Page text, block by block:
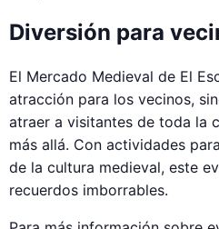
Diversión para
El Mercado Medieval de El
atracción para los vecinos,
atraer a visitantes de toda la
más allá. Con actividades
de la cultura medieval, este
recuerdos imborrables.